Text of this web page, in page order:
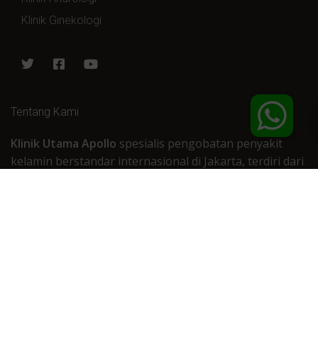
Klinik Ginekologi
Tentang Kami
Klinik Utama Apollo spesialis pengobatan penyakit
kelamin berstandar internasional di Jakarta, terdiri dari